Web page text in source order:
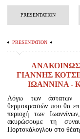
PRESENTATION
PRESENTATION
ΓΙΑΝΝΗΣ
ΙΩΑΝΝΙΝΑ -
Λόγω των άστατων
θερμοκρασιών που θα
περιοχή των
ακυρώσουμε τη
Πορτοκάλογλου στο